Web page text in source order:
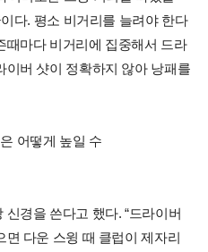
다. 평소 비거리를 늘려야 한다
때마다 비거리에 집중해서 드라
이버 샷이 정확하지 않아 낭패를
어떻게 높일 수
경을 쓴다고 했다. “드라이버
다운 스윙 때 클럽이 제자리